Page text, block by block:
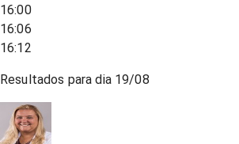
16:00
16:06
16:12
Resultados para dia 19/08